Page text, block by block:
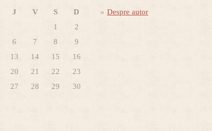
J V S
D
1
2
6 7 8
9
13 14 15
16
20 21 22
23
27 28 29
30
Despre autor